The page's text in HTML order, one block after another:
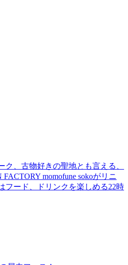
ク、古物好きの聖地とも言える、
momofune sokoがリニ
フード、ドリンクを楽しめる22時